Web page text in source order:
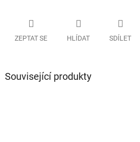
ZEPTAT SE HLÍDAT SDÍLET
Související produkty